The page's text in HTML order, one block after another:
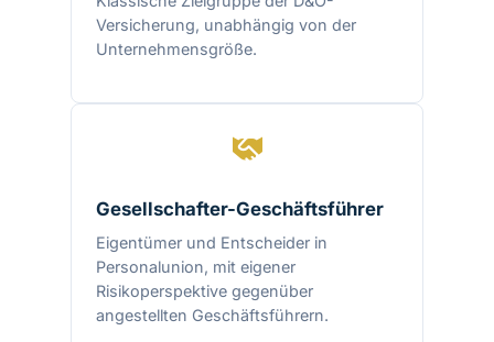
Versicherung, unabhängig von der
Unternehmensgröße.
Gesellschafter-Geschäftsführer
Eigentümer und Entscheider in
Personalunion, mit eigener
Risikoperspektive gegenüber
angestellten Geschäftsführern.